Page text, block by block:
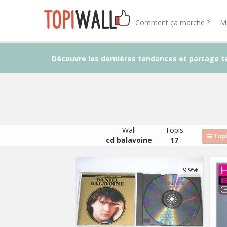
Comment ça marche ?
Découvre les dernières tendances et partage
Wall
cd balavoine
Topis
17
9.95€